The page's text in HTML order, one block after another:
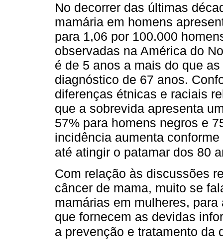
No decorrer das últimas
mamária em homens
para 1,06 por 100.000
observadas na América do
é de 5 anos a mais do que
diagnóstico de 67 anos.
diferenças étnicas e raciais
que a sobrevida apresenta
57% para homens negros e
incidência aumenta
até atingir o patamar dos 80
Com relação às discussões
câncer de mama, muito se
mamárias em mulheres,
que fornecem as devidas
a prevenção e tratamento da